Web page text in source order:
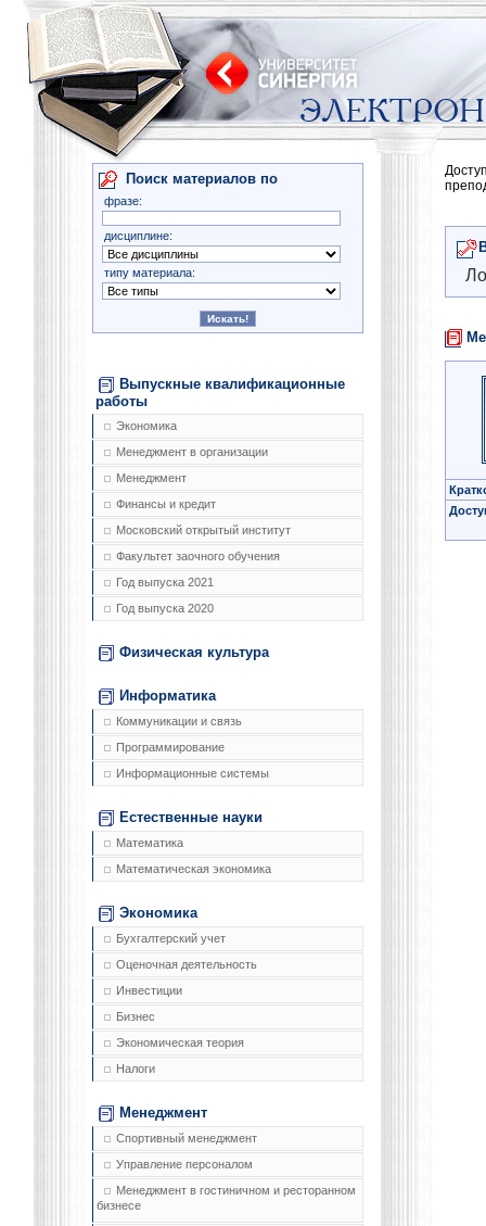
Поиск материалов по
фразе:
дисциплине:
типу материала:
Выпускные квалификационные
работы
Экономика
Менеджмент в организации
Менеджмент
Финансы и кредит
Московский открытый институт
Факультет заочного обучения
Год выпуска 2021
Год выпуска 2020
Физическая культура
Информатика
Коммуникации и связь
Программирование
Информационные системы
Естественные науки
Математика
Математическая экономика
Экономика
Бухгалтерский учет
Оценочная деятельность
Инвестиции
Бизнес
Экономическая теория
Налоги
Менеджмент
Спортивный менеджмент
Управление персоналом
Менеджмент в гостиничном и ресторанном
бизнесе